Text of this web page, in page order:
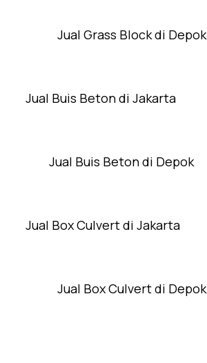
Jual Grass Block di Depok
Jual Buis Beton di Jakarta
Jual Buis Beton di Depok
Jual Box Culvert di Jakarta
Jual Box Culvert di Depok